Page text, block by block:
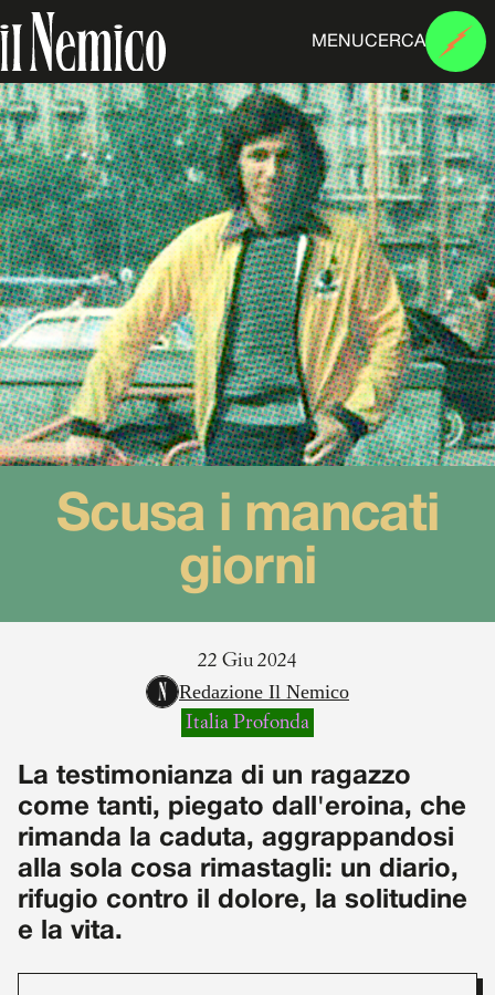
MENUCERCA
Scusa i mancati
giorni
22 Giu 2024
Redazione Il Nemico
Italia Profonda
La testimonianza di un ragazzo
come tanti, piegato dall'eroina, che
rimanda la caduta, aggrappandosi
alla sola cosa rimastagli: un diario,
rifugio contro il dolore, la solitudine
e la vita.